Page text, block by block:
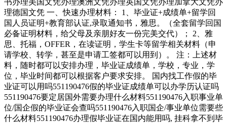
书办理美国文凭办理澳洲文凭办理英国文凭办理加拿大文凭办
理德国文凭 一、快速办理材料： 1、毕业证+成绩单+留学回
国人员证明+教育部认证,录取通知书，雅思。（全套留学回国
必备证明材料，给父母及亲朋好友一份完美交代）； 2、雅
思、托福，OFFER，在读证明，学生卡等留学相关材料（申
请学校、转学，甚至是申请工签都可以用到）。 注：上述材
料，随时都可以安排办理，毕业证成绩单，学校，专业，学
位，毕业时间都可以根据客户要求安排。 国内找工作假的毕
业证可以用吗551190476假的毕业证成绩单可以办学历认证吗
551190476要定居国外需要办理什么材料551190476入职事业单
位/国企假的毕业证会查吗551190476入职国企/事业单位需要些
什么材料551190476办理假毕业证在国内能用吗, 挂科拿不到毕